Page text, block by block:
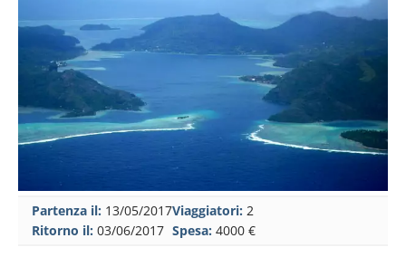
Partenza il: 13/05/2017
Ritorno il: 03/06/2017
Viaggiatori: 2
Spesa: 4000 €